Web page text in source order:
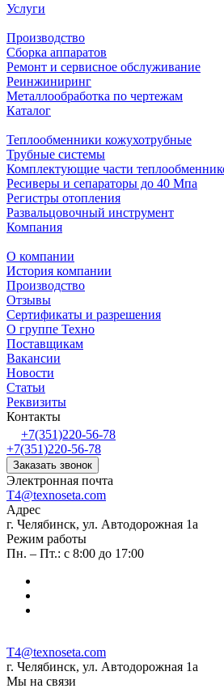
Услуги
Производство
Сборка аппаратов
Ремонт и сервисное обслуживание
Реинжиниринг
Металлообработка по чертежам
Каталог
Теплообменники кожухотрубные
Трубные системы
Комплектующие части
Ресиверы и сепараторы до 40 Мпа
Регистры отопления
Развальцовочный инструмент
Компания
О компании
История компании
Производство
Отзывы
Сертификаты и разрешения
О группе Техно
Поставщикам
Вакансии
Новости
Статьи
Реквизиты
Контакты
+7(351)220-56-78
+7(351)220-56-78
Заказать звонок
Электронная почта
T4@texnoseta.com
Адрес
г. Челябинск, ул. Автодорожная 1а
Режим работы
Пн. – Пт.: с 8:00 до 17:00
T4@texnoseta.com
г. Челябинск, ул. Автодорожная 1а
Мы на связи